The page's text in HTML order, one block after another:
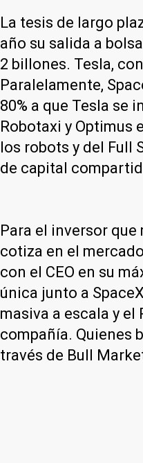
La tesis de largo
año su salida a
2 billones. Tesla,
Paralelamente,
80% a que Tesla se
Robotaxi y
los robots y del Full
de capital
Para el inversor
cotiza en el
con el CEO en su
única junto a
masiva a escala y
compañía. Quienes
través de Bull